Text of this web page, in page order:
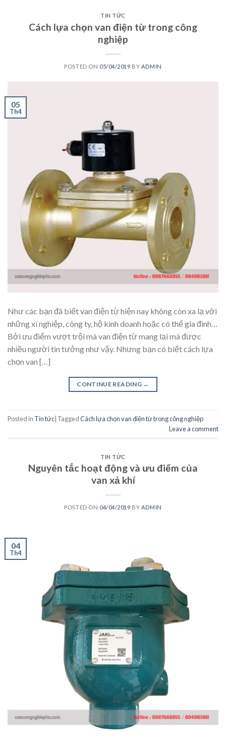
TIN TỨC
Cách lựa chọn van điện từ trong công
nghiệp
POSTED ON 05/04/2019 BY ADMIN
05
Th4
Như các bạn đã biết van điện từ hiện nay không còn xa lạ với
những xí nghiệp, công ty, hộ kinh doanh hoặc có thể gia đình…
Bởi ưu điểm vượt trội mà van điện từ mang lại mà được
nhiều người tin tưởng như vậy. Nhưng bạn có biết cách lựa
chọn van […]
CONTINUE READING →
Posted in Tin tức TaggedCách lựa chọn van điện từ trong công nghiệp
Leave a comment
TIN TỨC
Nguyên tắc hoạt động và ưu điểm của
van xả khí
POSTED ON 04/04/2019 BY ADMIN
04
Th4